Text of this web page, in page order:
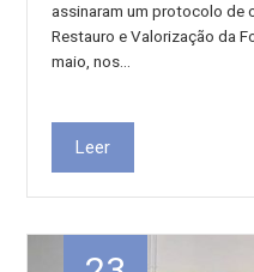
assinaram um protocolo de
Restauro e Valorização da
maio, nos…
Leer